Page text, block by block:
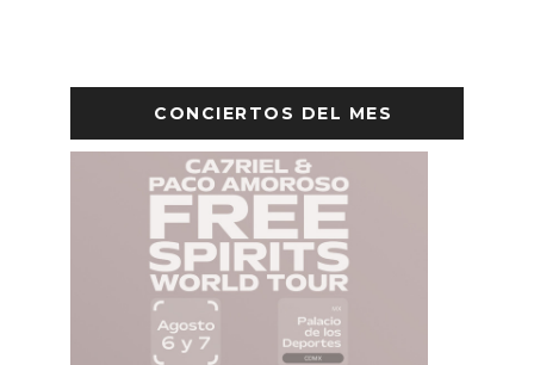
CONCIERTOS DEL MES